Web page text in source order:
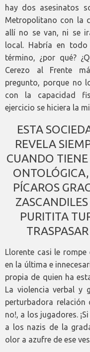
hay dos asesinatos
Metropolitano con la
allí no se van, ni se
local. Habría en
término, ¿por qué?
Cerezo al Frente
pregunto, porque no
con la capacidad
ejercicio se hiciera la
ESTA
REVELA
CUANDO
PÍCAROS
PURITITA
Llorente casi le
en la última e
propia de quien ha
La violencia verbal y
perturbadora relación
no!, a los jugadores.
a los nazis de la
olor a azufre de ese